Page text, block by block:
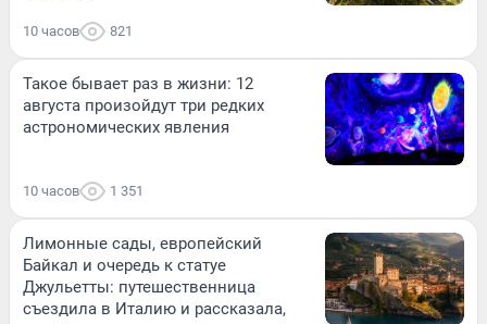
10 часов 821
Такое бывает раз в жизни: 12
августа произойдут три редких
астрономических явления
10 часов 1 351
Лимонные сады, европейский
Байкал и очередь к статуе
Джульетты: путешественница
съездила в Италию и рассказала,